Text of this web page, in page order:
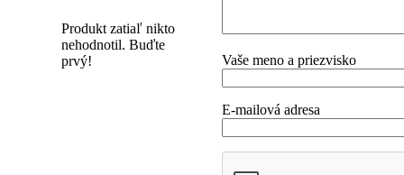
Produkt zatiaľ nikto
nehodnotil. Buďte
prvý!
Vaše meno a priezvisko
E-mailová adresa